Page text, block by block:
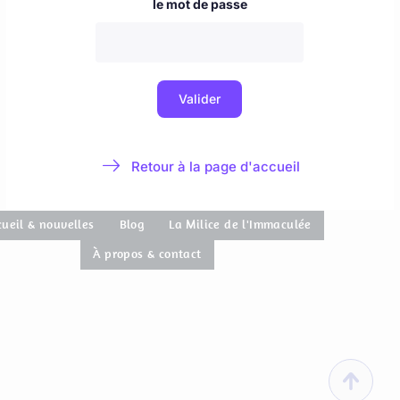
& nouvelles Blog
La Milice de l'Immaculée
À propos & contact